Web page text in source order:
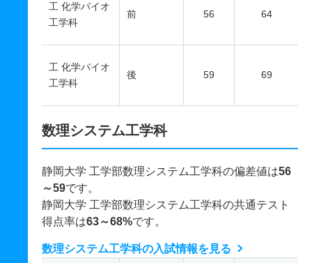
工 化学バイオ
工学科
前 56 64
工 化学バイオ
工学科
後 59 69
数理システム工学科
静岡大学 工学部数理システム工学科の偏差値は56
～59です。
静岡大学 工学部数理システム工学科の共通テスト
得点率は63～68%です。
数理システム工学科の入試情報を見る